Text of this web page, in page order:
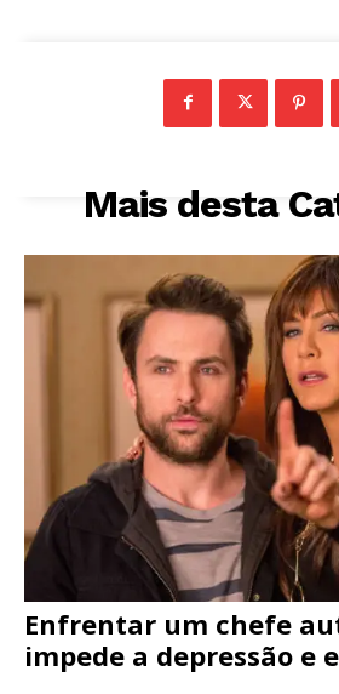
Mais desta
Enfrentar um chefe
impede a depressão e